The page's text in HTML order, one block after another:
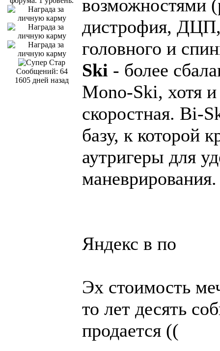
Сообщений: 64
1605 дней назад
возможностями
дистрофия, ДЦП,
головного и
Ski - более
Mono-Ski, хотя
скоростная. Bi-
базу, к которой
аутригеры для
маневрирования.
Яндекс в по
Эх стоимость
то лет десять
продается ((